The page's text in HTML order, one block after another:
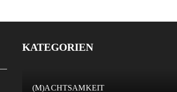
KATEGORIEN
(M)ACHTSAMKEIT